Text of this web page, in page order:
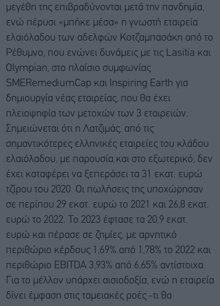
μεγέθη της επιβραδύνονται μετά την πανδημία,
ενώ πέρυσι «μπήκε μέσα» η γνωστή εταιρεία
ελαιόλαδου των αδελφών Κοτζαμπασάκη από το
Ρέθυμνο, που ενώνει δυνάμεις με τις Lasitia και
Olympian, στο πλαίσιο συμφωνίας
SMERemediumCap και Inspiring Earth για
δημιουργία νέας εταιρείας, που θα έχει
πλειοψηφία των μετοχών των 3 εταιρειών.
Σημειώνεται ότι η Λατζιμάς, από τις
σημαντικότερες ελληνικές εταιρείες του κλάδου
ελαιόλαδου, με παρουσία και στο εξωτερικό, δεν
έχει καταφέρει να ξεπεράσει τα 31 εκατ. ευρώ
τζίρου του 2020. Οι πωλήσεις της υποχώρησαν
σε περίπου 29 εκατ. ευρώ το 2021 και 26,8 εκατ.
ευρώ το 2022. Το 2023 έφτασε τα 20,9 εκατ.
ευρώ και πέρασε σε ζημίες, με αρνητικό
περιθώριο κέρδους 1,69% από 1,78% το 2022 και
περιθώριο EBITDA 3,93% από 6,65% αντίστοιχα.
Για το μέλλον υπάρχει αισιοδοξία, ενώ η εταιρεία
δίνει έμφαση στις ταμειακές ροές -τι θα